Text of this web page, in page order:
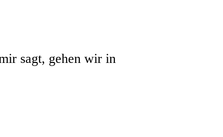
sagt, gehen wir in